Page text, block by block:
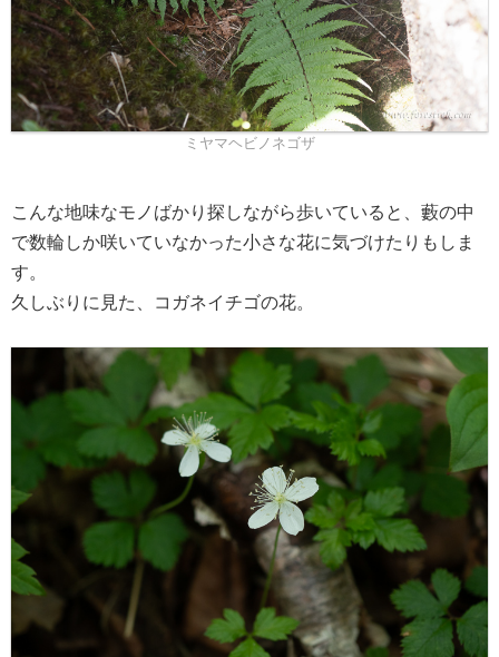
ミヤマヘビノネゴザ
こんな地味なモノばかり探しながら歩いていると、藪の中
で数輪しか咲いていなかった小さな花に気づけたりもしま
す。
久しぶりに見た、コガネイチゴの花。